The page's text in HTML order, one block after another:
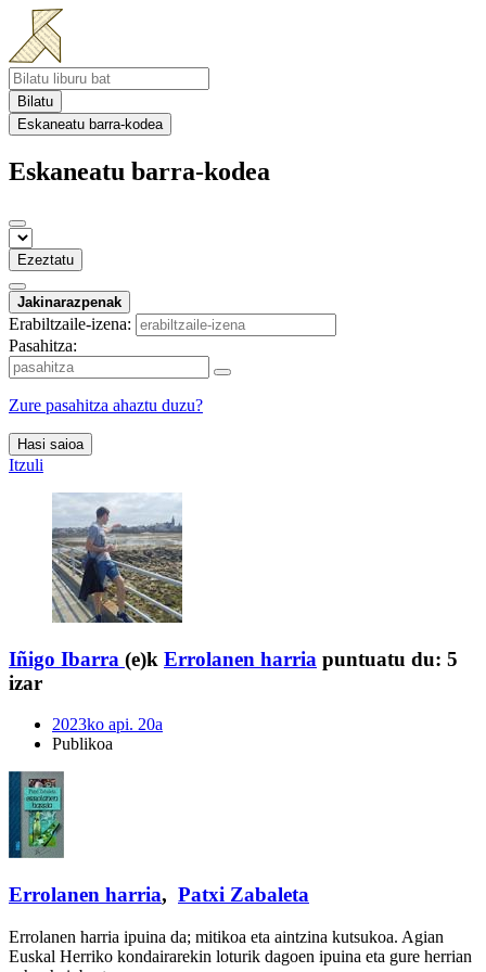
Bilatu
Eskaneatu barra-kodea
Eskaneatu barra-kodea
Ezeztatu
Jakinarazpenak
Erabiltzaile-izena:
Pasahitza:
Zure pasahitza ahaztu duzu?
Hasi saioa
Itzuli
Iñigo Ibarra (e)k Errolanen harria puntuatu du: 5
izar
2023ko api. 20a
Publikoa
Errolanen harria, Patxi Zabaleta
Errolanen harria ipuina da; mitikoa eta aintzina kutsukoa. Agian
Euskal Herriko kondairarekin loturik dagoen ipuina eta gure herrian